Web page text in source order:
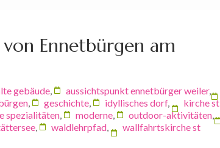
Ennetbürgen am
gebäude aussichtspunkt ennetbürger weiler,
geschichte idyllisches dorf,
kirche st
spezialitäten moderne outdoor-aktivitäten
waldlehrpfad
wallfahrtskirche st